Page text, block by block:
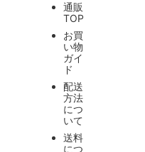
通販
TOP
お買
い物
ガイ
ド
配送
方法
につ
いて
送料
につ